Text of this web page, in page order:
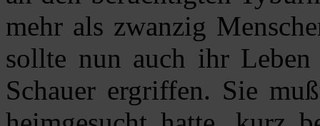
mehr als zwanzig
sollte nun auch ihr
Schauer ergriffen. Sie